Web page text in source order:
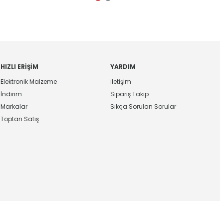
HIZLI ERIŞIM
Elektronik Malzeme
İndirim
Markalar
Toptan Satış
YARDIM
İletişim
Sipariş Takip
Sıkça Sorulan Sorular